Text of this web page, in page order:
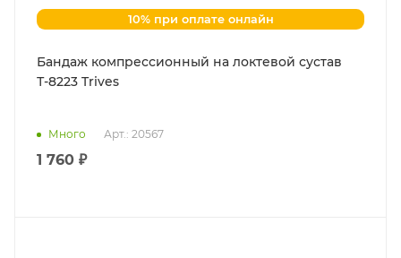
10% при оплате онлайн
Бандаж компрессионный на локтевой сустав
Т-8223 Trives
Много Арт.: 20567
1 760 ₽